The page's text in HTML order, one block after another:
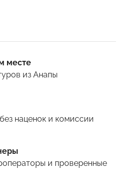
месте
из Анапы
без наценок и комиссии
и проверенные